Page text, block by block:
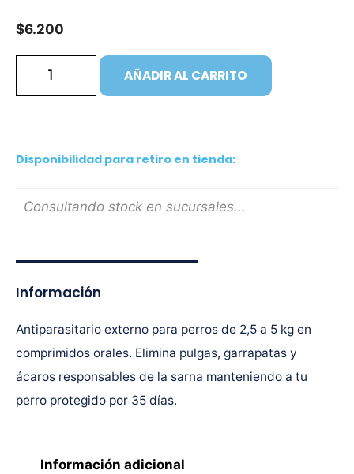
$6.200
AÑADIR AL CARRITO
Disponibilidad para retiro en tienda:
Consultando stock en sucursales...
Información
Antiparasitario externo para perros de 2,5 a 5 kg en
comprimidos orales. Elimina pulgas, garrapatas y
ácaros responsables de la sarna manteniendo a tu
perro protegido por 35 días.
Información adicional